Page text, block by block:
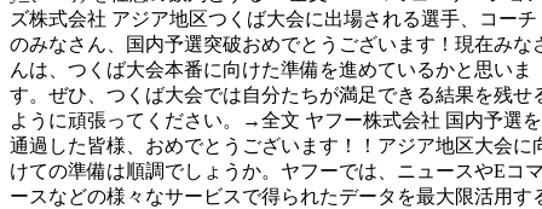
ズ株式会社 アジア地区つくば大会に出場される選手、コーチ
のみなさん、国内予選突破おめでとうございます！現在みな
んは、つくば大会本番に向けた準備を進めているかと思いま
す。ぜひ、つくば大会では自分たちが満足できる結果を残せ
ように頑張ってください。→全文 ヤフー株式会社 国内予選を
通過した皆様、おめでとうございます！！アジア地区大会に
けての準備は順調でしょうか。ヤフーでは、ニュースやEコ
ースなどの様々なサービスで得られたデータを最大限活用す